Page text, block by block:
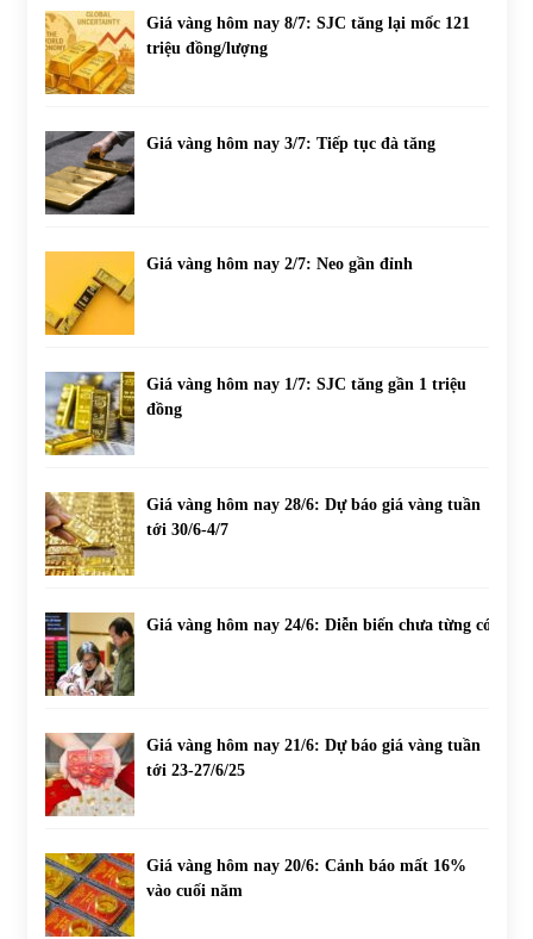
Giá vàng hôm nay 8/7: SJC tăng lại mốc 121
triệu đồng/lượng
Giá vàng hôm nay 3/7: Tiếp tục đà tăng
Giá vàng hôm nay 2/7: Neo gần đỉnh
Giá vàng hôm nay 1/7: SJC tăng gần 1 triệu
đồng
Giá vàng hôm nay 28/6: Dự báo giá vàng tuần
tới 30/6-4/7
Giá vàng hôm nay 24/6: Diễn biến chưa từng có
Giá vàng hôm nay 21/6: Dự báo giá vàng tuần
tới 23-27/6/25
Giá vàng hôm nay 20/6: Cảnh báo mất 16%
vào cuối năm